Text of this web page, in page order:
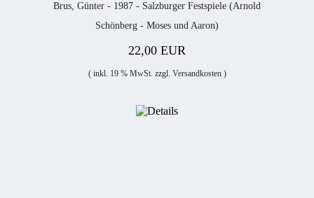
Brus, Günter - 1987 - Salzburger Festspiele (Arnold
Schönberg - Moses und Aaron)
22,00 EUR
( inkl. 19 % MwSt. zzgl. Versandkosten)